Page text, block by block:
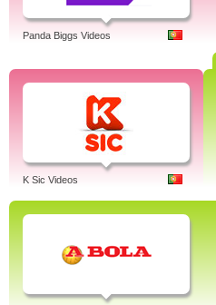
Panda Biggs Videos
K Sic Videos